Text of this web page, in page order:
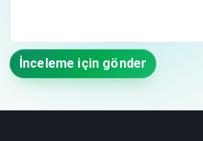
İnceleme için gönder